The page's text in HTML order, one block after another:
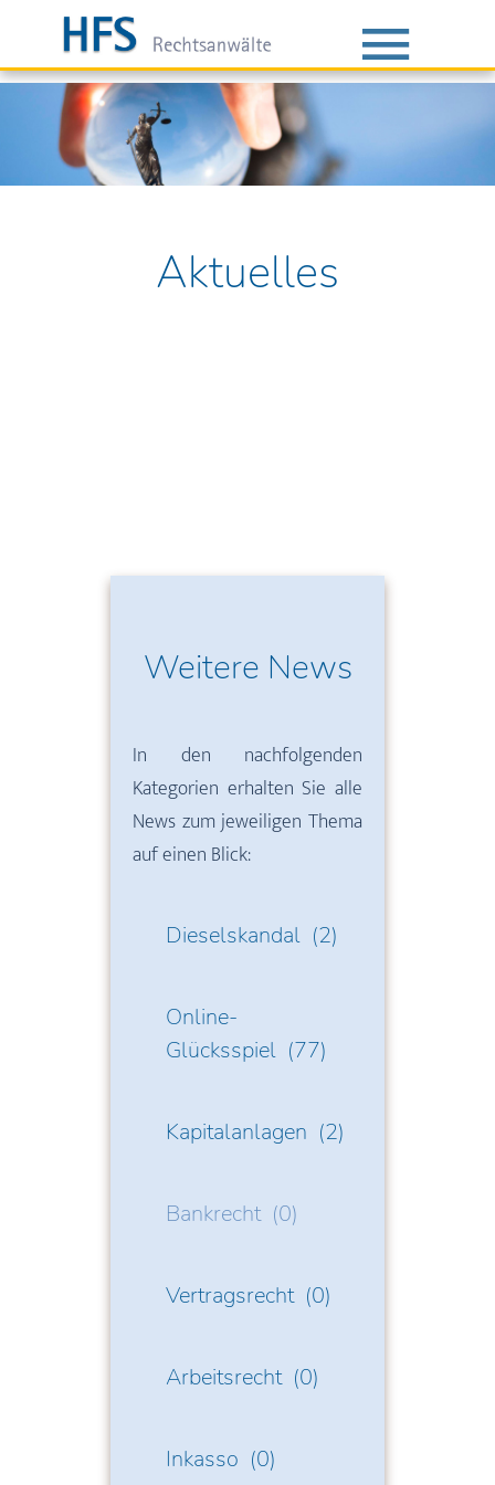
Aktuelles
Weitere News
In den nachfolgenden
Kategorien erhalten Sie alle
News zum jeweiligen Thema
auf einen Blick:
Dieselskandal (2)
Online-
Glücksspiel (77)
Kapitalanlagen (2)
Bankrecht (0)
Vertragsrecht (0)
Arbeitsrecht (0)
Inkasso (0)
Diese Webseiten verwenden Cookies, um die Bedienung
den störungsfreien Betrieb der Webseiten notwendigen